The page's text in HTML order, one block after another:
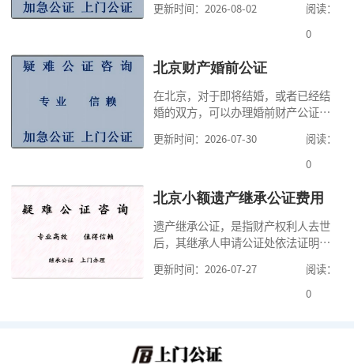
高公证事项的效力，固定证据，但是
很多人不知道在北京办理公证需要多
家，办理公证的时候除了需要按照公
道北京公证需要什么材料,北京公证需
要多少钱？北京公
更新时间：2026-08-02
阅读：
0
北京财产婚前公证
在北京，对于即将结婚，或者已经结
婚的双方，可以办理婚前财产公证，
式，可以避免个人财产引发的纠纷，
但是，在北京办理婚前财产公证，除
料外，公证咨询告诉大家，我们有必
京婚前财产公证机构？了解这些不仅
有利于我们根
更新时间：2026-07-30
阅读：
0
北京小额遗产继承公证费用
遗产继承公证，是指财产权利人去世
后，其继承人申请公证处依法证明继
的证明活动。通过公证，继承人可以
拿着享有继承权的公证书办理遗产过
费。我们在办理继承公证的时候，需
更新时间：2026-07-27
阅读：
0